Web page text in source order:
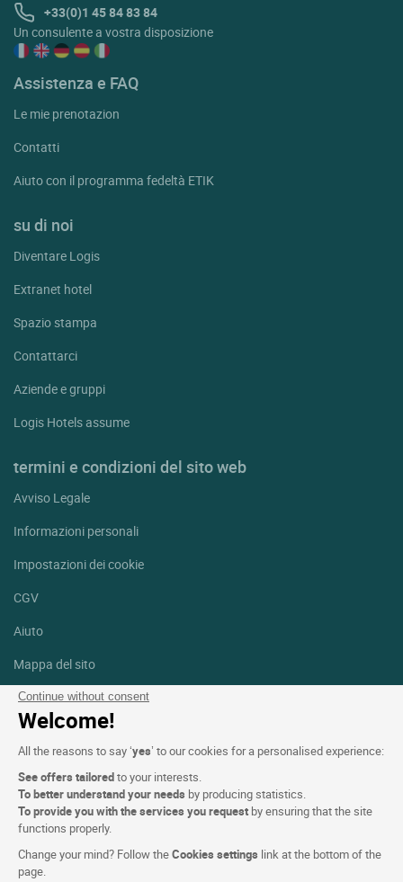
Continue without consent
Welcome!
All the reasons to say ‘yes’ to our cookies for a personalised experience:
See offers tailoredto your interests.
To better understand your needs by producing statistics.
To provide you with the services you request by ensuring that the site
functions properly.
Change your mind? Follow theCookies settings link at the bottom of the
page.
+33(0)1 45 84 83 84
Un consulente a vostra disposizione
Assistenza e FAQ
Le mie prenotazion
Contatti
Aiuto con il programma fedeltà ETIK
su di noi
Diventare Logis
Extranet hotel
Spazio stampa
Contattarci
Aziende e gruppi
Logis Hotels assume
termini e condizioni del sito web
Avviso Legale
Informazioni personali
Impostazioni dei cookie
CGV
Aiuto
Mappa del sito
Crediti fotografici
Facebook
Instagram
Linkedin